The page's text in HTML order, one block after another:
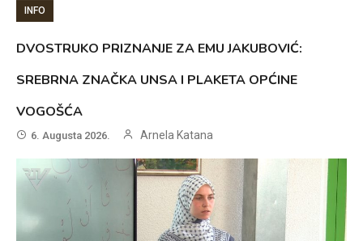
INFO
DVOSTRUKO PRIZNANJE ZA EMU JAKUBOVIĆ:
SREBRNA ZNAČKA UNSA I PLAKETA OPĆINE
VOGOŠĆA
6. Augusta 2026. Arnela Katana